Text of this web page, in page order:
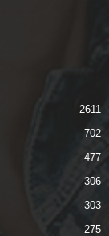
2611
702
477
306
303
275